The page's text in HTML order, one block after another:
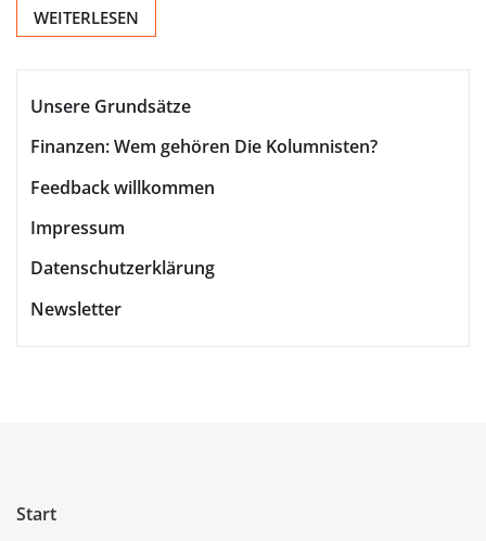
WEITERLESEN
Unsere Grundsätze
Finanzen: Wem gehören Die Kolumnisten?
Feedback willkommen
Impressum
Datenschutzerklärung
Newsletter
Start